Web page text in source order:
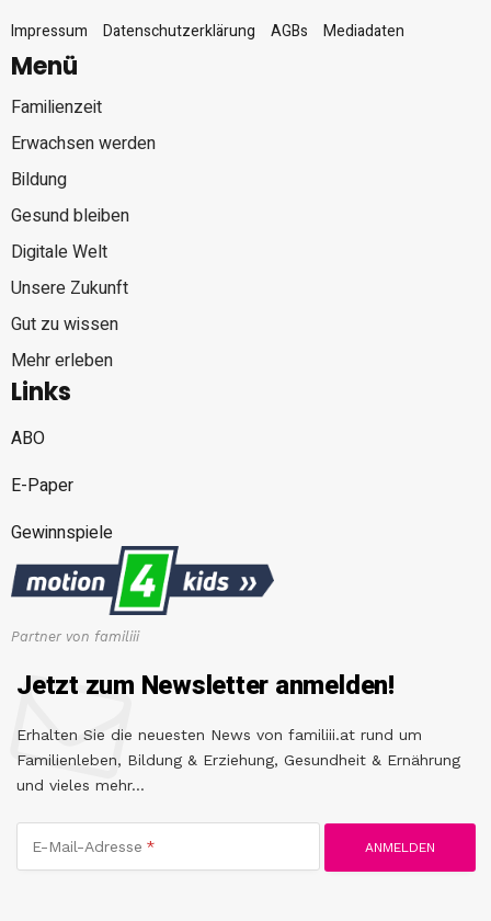
Impressum
Datenschutzerklärung AGBs Mediadaten
Menü
Familienzeit
Erwachsen werden
Bildung
Gesund bleiben
Digitale Welt
Unsere Zukunft
Gut zu wissen
Mehr erleben
Links
ABO
E-Paper
Gewinnspiele
Partner von familiii
Jetzt zum Newsletter anmelden!
Erhalten Sie die neuesten News von familiii.at rund um
Familienleben, Bildung & Erziehung, Gesundheit & Ernährung
und vieles mehr...
E-Mail-Adresse